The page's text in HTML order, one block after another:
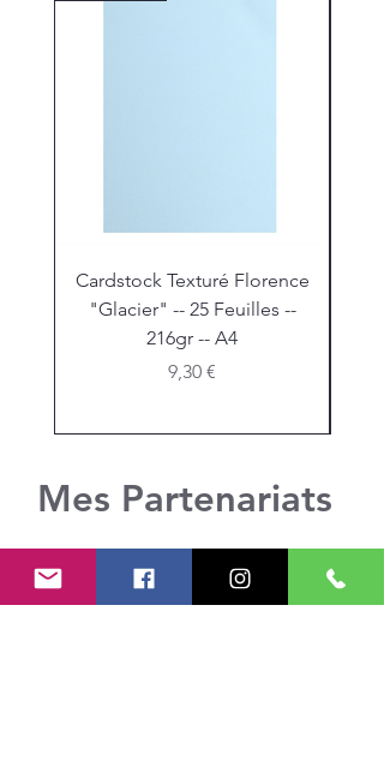
Cardstock Texturé Florence
"Glacier" -- 25 Feuilles --
216gr -- A4
Prix
9,30 €
Mes Partenariats